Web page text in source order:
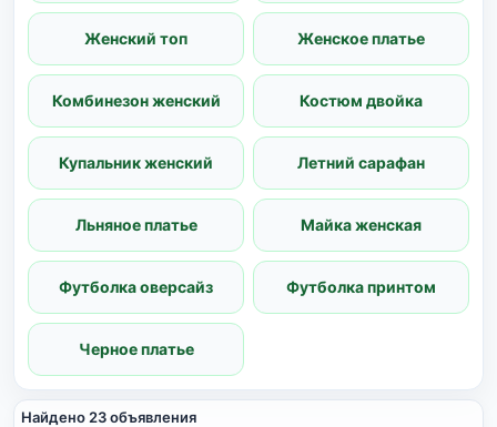
Женский топ Женское платье
Комбинезон женский Костюм двойка
Купальник женский Летний сарафан
Льняное платье Майка женская
Футболка оверсайз Футболка принтом
Черное платье
Найдено 23 объявления